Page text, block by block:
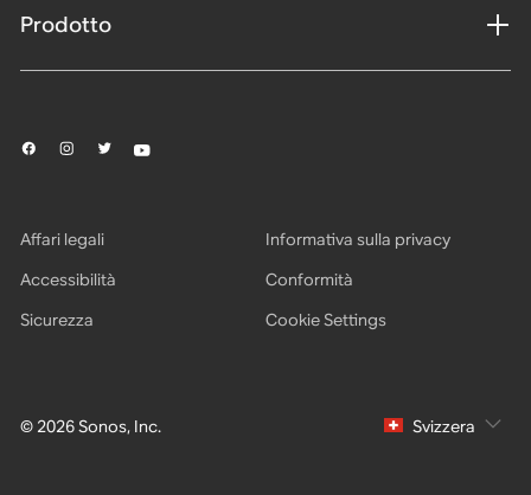
Prodotto
© 2026 Sonos, Inc.
Affari legali
Informativa sulla privacy
Accessibilità
Conformità
Sicurezza
Cookie Settings
Svizzera